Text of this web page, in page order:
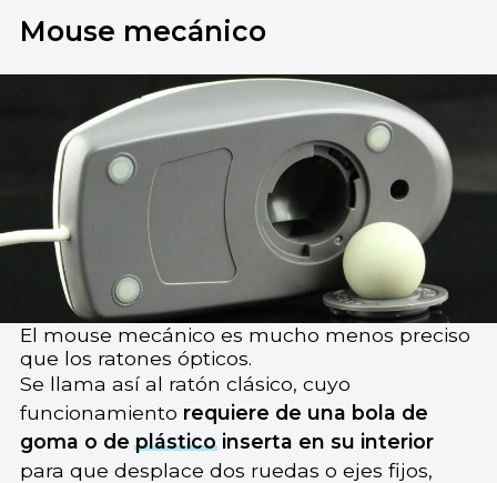
Mouse mecánico
El mouse mecánico es mucho menos preciso
que los ratones ópticos.
Se llama así al ratón clásico, cuyo
funcionamiento requiere de una bola de
goma o deplásticoinserta en su interior
para que desplace dos ruedas o ejes fijos,